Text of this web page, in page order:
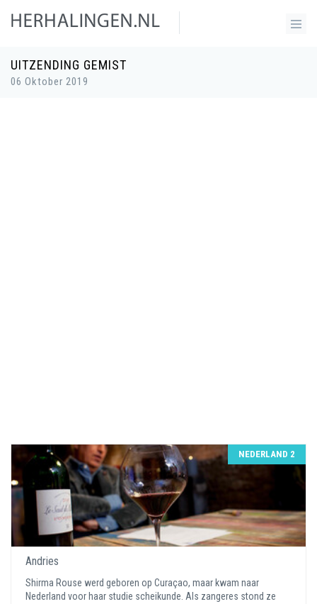
UITZENDING GEMIST
06 Oktober 2019
NEDERLAND 2
Andries
Shirma Rouse werd geboren op Curaçao, maar kwam naar
Nederland voor haar studie scheikunde. Als zangeres stond ze